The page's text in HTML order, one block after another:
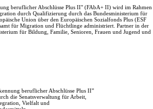
beruflicher Abschlüsse Plus II" (FAbA+ II) wird im Rahmen
durch Qualifizierung durch das Bundesministerium für
Union über den Europäischen Sozialfonds Plus (ESF
für Migration und Flüchtlinge administriert. Partner in der
für Bildung, Familie, Senioren, Frauen und Jugend und
beruflicher Abschlüsse Plus II”
die Senatsverwaltung für Arbeit,
Vielfalt und